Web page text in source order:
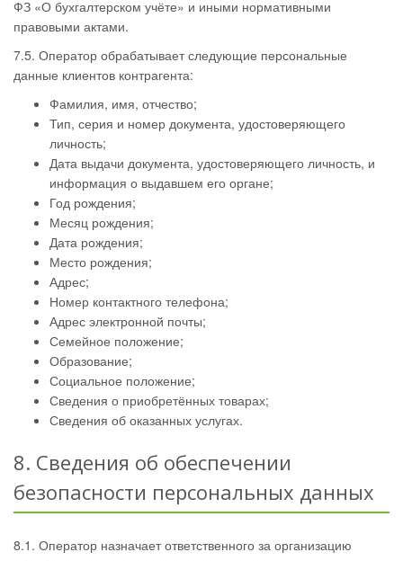
ФЗ «О бухгалтерском учёте» и иными нормативными
правовыми актами.
7.5. Оператор обрабатывает следующие персональные
данные клиентов контрагента:
Фамилия, имя, отчество;
Тип, серия и номер документа, удостоверяющего
личность;
Дата выдачи документа, удостоверяющего личность, и
информация о выдавшем его органе;
Год рождения;
Месяц рождения;
Дата рождения;
Место рождения;
Адрес;
Номер контактного телефона;
Адрес электронной почты;
Семейное положение;
Образование;
Социальное положение;
Сведения о приобретённых товарах;
Сведения об оказанных услугах.
8. Сведения об обеспечении
безопасности персональных данных
8.1. Оператор назначает ответственного за организацию